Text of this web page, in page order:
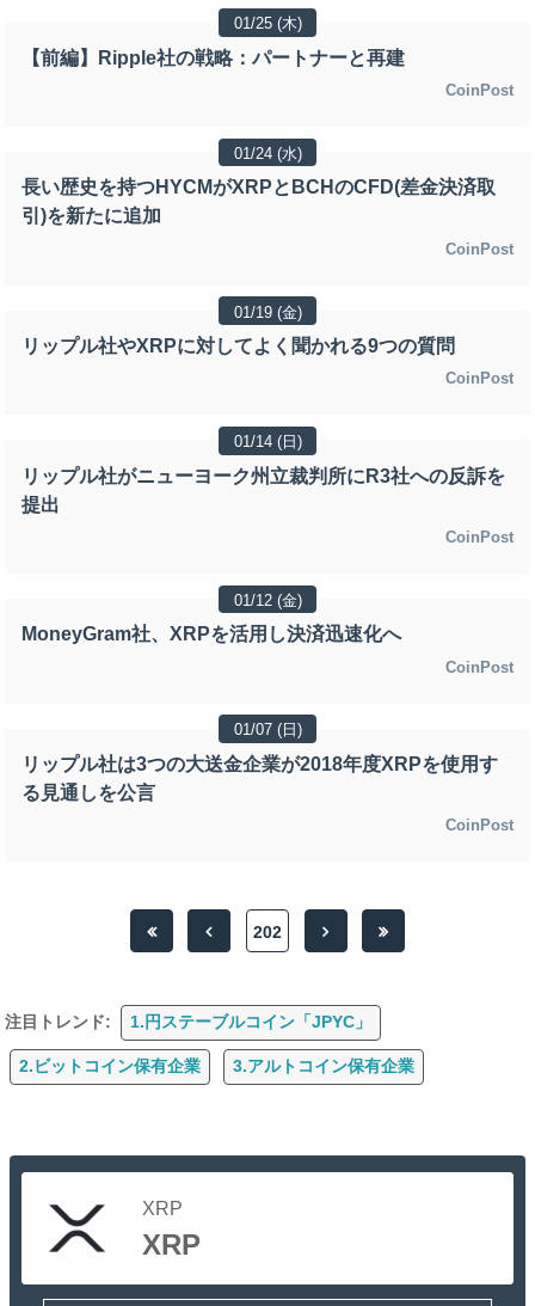
01/25 (木)
【前編】Ripple社の戦略：パートナーと再建
CoinPost
01/24 (水)
長い歴史を持つHYCMがXRPとBCHのCFD(差金決済取
引)を新たに追加
CoinPost
01/19 (金)
リップル社やXRPに対してよく聞かれる9つの質問
CoinPost
01/14 (日)
リップル社がニューヨーク州立裁判所にR3社への反訴を
提出
CoinPost
01/12 (金)
MoneyGram社、XRPを活用し決済迅速化へ
CoinPost
01/07 (日)
リップル社は3つの大送金企業が2018年度XRPを使用す
る見通しを公言
CoinPost
202
注目トレンド: 1.円ステーブルコイン「JPYC」
2.ビットコイン保有企業 3.アルトコイン保有企業
XRP
XRP